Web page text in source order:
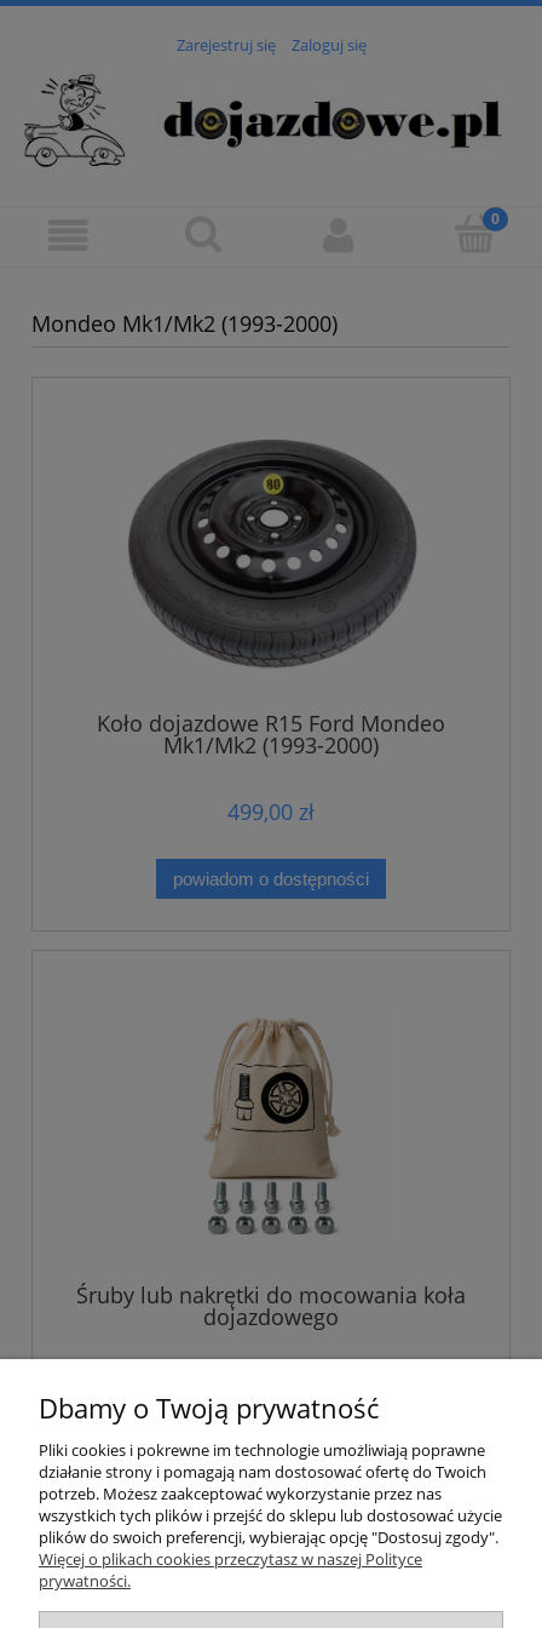
Zarejestruj się Zaloguj się
Mondeo Mk1/Mk2 (1993-2000)
Koło dojazdowe R15 Ford Mondeo
Mk1/Mk2 (1993-2000)
499,00 zł
powiadom o dostępności
Śruby lub nakrętki do mocowania koła
dojazdowego
do koszyka
Pomoc
Informacje
Dbamy o Twoją prywatność
Pliki cookies i pokrewne im technologie umożliwiają poprawne
działanie strony i pomagają nam dostosować ofertę do Twoich
potrzeb. Możesz zaakceptować wykorzystanie przez nas
wszystkich tych plików i przejść do sklepu lub dostosować użycie
plików do swoich preferencji, wybierając opcję "Dostosuj zgody".
Więcej o plikach cookies przeczytasz w naszej Polityce
prywatności.